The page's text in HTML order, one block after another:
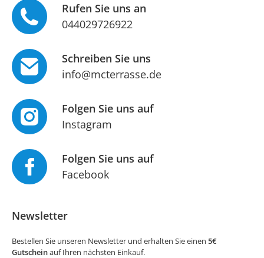
Rufen Sie uns an
044029726922
Schreiben Sie uns
info@mcterrasse.de
Folgen Sie uns auf
Instagram
Folgen Sie uns auf
Facebook
Newsletter
Bestellen Sie unseren Newsletter und erhalten Sie einen 5€
Gutscheinauf Ihren nächsten Einkauf.